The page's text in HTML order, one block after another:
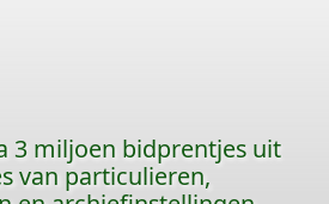
3 miljoen bidprentjes uit
van particulieren,